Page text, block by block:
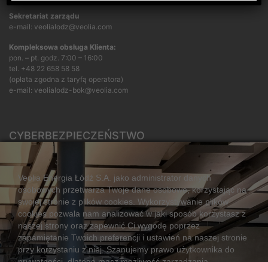
Sekretariat zarządu
e-mail: veolialodz@veolia.com
Kompleksowa obsługa Klienta:
pon. – pt. godz. 7:00 – 16:00
tel. +48 22 658 58 58
(opłata zgodna z taryfą operatora)
e-mail: veolialodz-bok@veolia.com
CYBERBEZPIECZEŃSTWO
Rozwiązywanie sporów konsumenckich
ZGŁOŚ NIEPRAWIDŁOWOŚĆ
CIEPŁO SYSTEMOWE
Zalety ciepła systemowego
Ciepło przez cały rok
Veolia Energia Łódź S.A. jako administrator danych
osobowych przetwarza Twoje dane osobowe, korzystając na
swojej stronie z plików cookies. Wykorzystywanie plików
cookies pozwala nam analizować w jaki sposób korzystasz z
naszej strony oraz zapewnić Ci wygodę poprzez
zapamiętanie Twoich preferencji i ustawień na naszej stronie
przy korzystaniu z niej. Szanujemy prawo użytkownika do